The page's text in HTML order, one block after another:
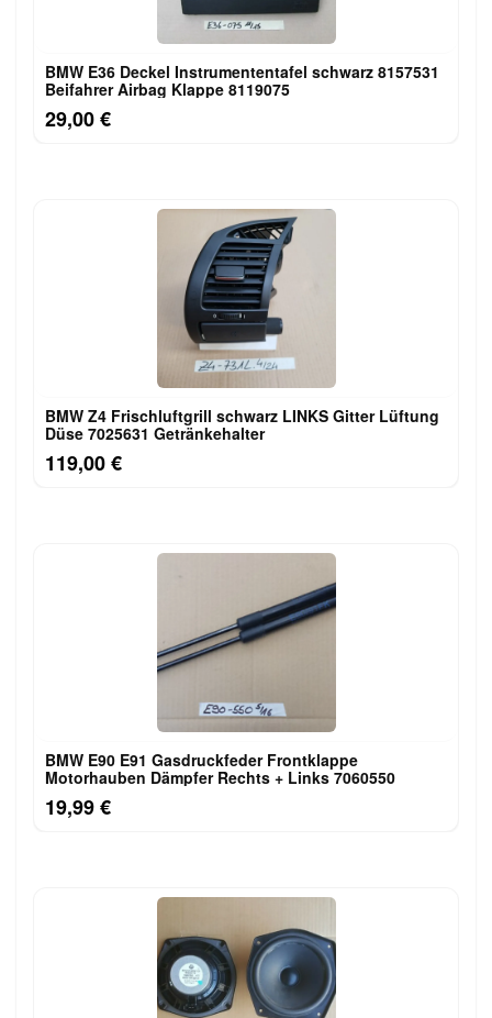
BMW E36 Deckel Instrumententafel schwarz 8157531
Beifahrer Airbag Klappe 8119075
29,00 €
BMW Z4 Frischluftgrill schwarz LINKS Gitter Lüftung
Düse 7025631 Getränkehalter
119,00 €
BMW E90 E91 Gasdruckfeder Frontklappe
Motorhauben Dämpfer Rechts + Links 7060550
19,99 €